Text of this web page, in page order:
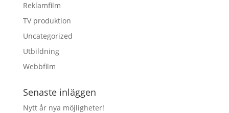
Reklamfilm
TV produktion
Uncategorized
Utbildning
Webbfilm
Senaste inläggen
Nytt år nya möjligheter!